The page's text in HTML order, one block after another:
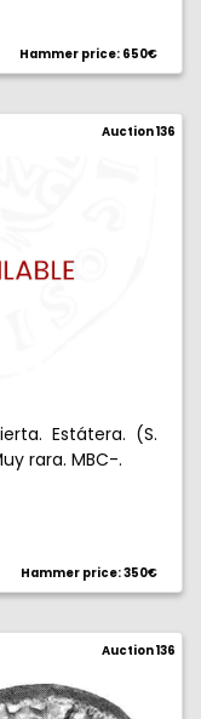
Hammer price: 650€
Auction 136
Estátera. (S.
rara. MBC-.
Hammer price: 350€
Auction 136